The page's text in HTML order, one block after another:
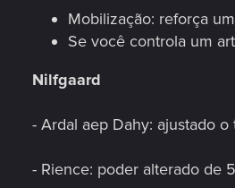
Mobilização: reforça
Se você controla um
Nilfgaard
- Ardal aep Dahy: ajustado
- Rience: poder alterado de